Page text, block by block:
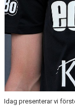
Idag presenterar vi